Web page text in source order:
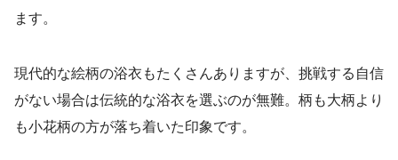
ます。
現代的な絵柄の浴衣もたくさんありますが、挑戦する自信
がない場合は伝統的な浴衣を選ぶのが無難。柄も大柄より
も小花柄の方が落ち着いた印象です。